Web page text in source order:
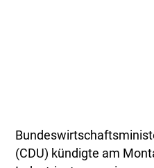
(CDU) kündigte am